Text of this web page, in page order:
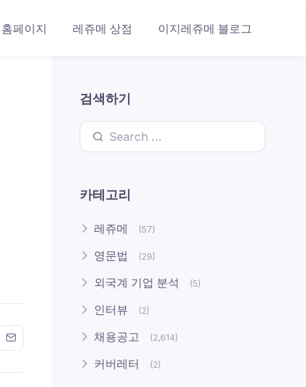
홈페이지 레쥬메 상점 이지레쥬메 블로그
Twitter
this on GMail
Share this on EMail
검색하기
Search for:
카테고리
레쥬메 (57)
영문법 (29)
외국계 기업 분석 (5)
인터뷰 (2)
채용공고 (2,614)
커버레터 (2)